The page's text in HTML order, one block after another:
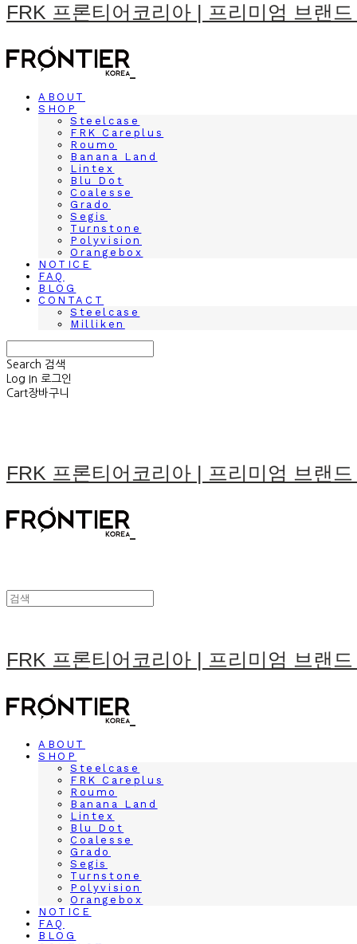
FRK 프론티어코리아 | 프리미엄 브랜
ABOUT
SHOP
Steelcase
FRK Careplus
Roumo
Banana Land
Lintex
Blu Dot
Coalesse
Grado
Segis
Turnstone
Polyvision
Orangebox
NOTICE
FAQ
BLOG
CONTACT
Steelcase
Milliken
Search 검색
Log In 로그인
Cart장바구니
FRK 프론티어코리아 | 프리미엄 브랜
FRK 프론티어코리아 | 프리미엄 브랜
ABOUT
SHOP
Steelcase
FRK Careplus
Roumo
Banana Land
Lintex
Blu Dot
Coalesse
Grado
Segis
Turnstone
Polyvision
Orangebox
NOTICE
FAQ
BLOG